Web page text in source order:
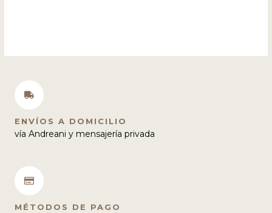
ENVÍOS A DOMICILIO
vía Andreani y mensajería privada
MÉTODOS DE PAGO